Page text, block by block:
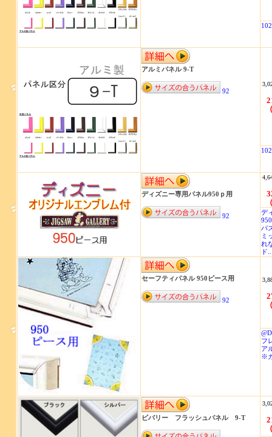
アルミパネル 9-T
92
ディズニー専用パネル950ｐ用
92
デ
パ
ミ
れ
ド
セーフティパネル 950ピース用
92
フ
ア
※
ビバリー フラッシュパネル 9-T